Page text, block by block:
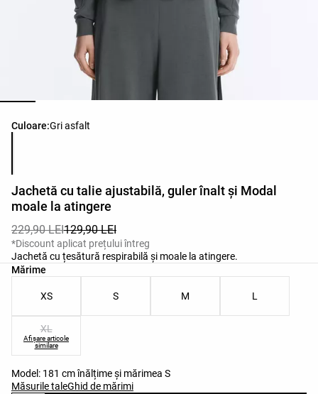
Culoare:Gri asfalt
Lista de culori ale produsului
Jachetă cu talie ajustabilă, guler înalt și Modal
moale la atingere
229,90 LEI129,90 LEI
*Discount aplicat prețului întreg
Jachetă cu țesătură respirabilă și moale la atingere.
Mărime
Lista de mărimi ale produsului
XS S M L
XL
Afișare articole
similare
Model: 181 cm înălțime și mărimea S
Măsurile taleGhid de mărimi